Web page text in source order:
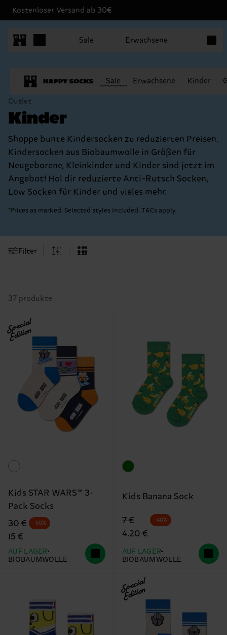
Kostenloser Versand ab 30€
Sale Erwachsene
Sale Erwachsene Kinder
Outlet
Kinder
Shoppe bunte Kindersocken zu reduzierten Preisen.
Kindersocken aus Biobaumwolle in Größen für
Neugeborene, Kleinkinder und Kinder sind jetzt im
Angebot! Hol dir reduzierte Anti-Rutsch Socken,
Low Socken für Kinder und vieles mehr.
*Prices as marked. Selected styles included. T&Cs apply.
Filter
37 produkte
Special
Edition
Kids STAR WARS™ 3-
Pack Socks
Originalpreis
30 €
Reduzierter Preis
15 €
-50%
AUF LAGER
BIOBAUMWOLLE
Kids Banana Sock
Originalpreis
7 €
Reduzierter Preis
4.20 €
-40%
AUF LAGER
BIOBAUMWOLLE
Special
Edition